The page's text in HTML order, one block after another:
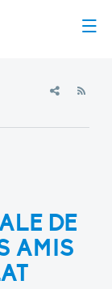
DE
AMIS